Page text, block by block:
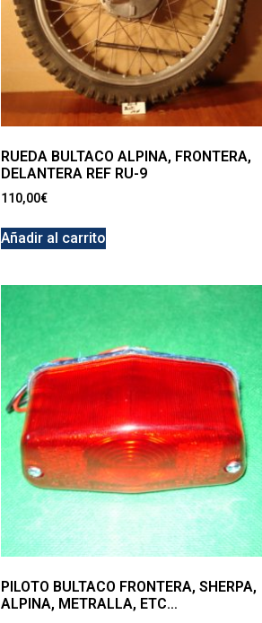
RUEDA BULTACO ALPINA, FRONTERA,
DELANTERA REF RU-9
110,00€
Añadir al carrito
PILOTO BULTACO FRONTERA, SHERPA,
ALPINA, METRALLA, ETC…